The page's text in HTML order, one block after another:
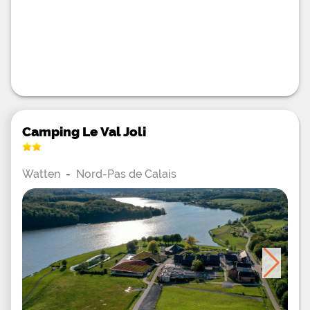
Camping Le Val Joli
Watten - Nord-Pas de Calais